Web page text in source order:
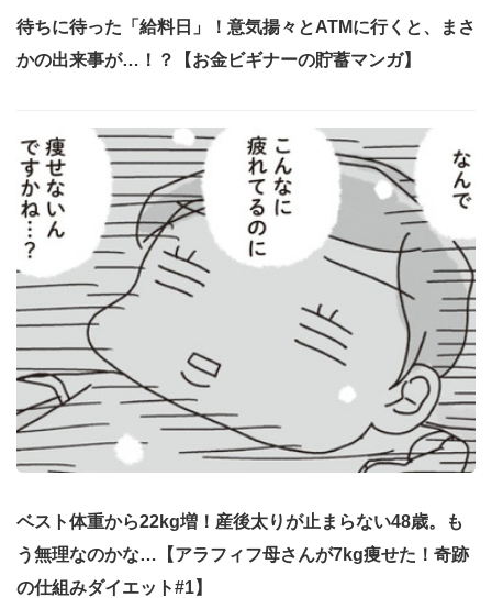
待ちに待った「給料日」！意気揚々とATMに行くと、まさ
かの出来事が…！？【お金ビギナーの貯蓄マンガ】
ベスト体重から22kg増！産後太りが止まらない48歳。も
う無理なのかな…【アラフィフ母さんが7kg痩せた！奇跡
の仕組みダイエット#1】